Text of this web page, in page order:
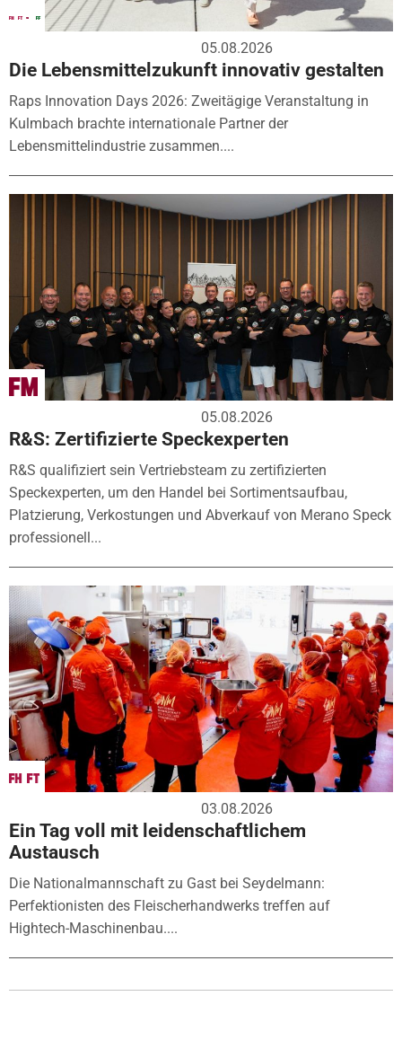
05.08.2026
Die Lebensmittelzukunft innovativ gestalten
Raps Innovation Days 2026: Zweitägige Veranstaltung in
Kulmbach brachte internationale Partner der
Lebensmittelindustrie zusammen....
05.08.2026
R&S: Zertifizierte Speckexperten
R&S qualifiziert sein Vertriebsteam zu zertifizierten
Speckexperten, um den Handel bei Sortimentsaufbau,
Platzierung, Verkostungen und Abverkauf von Merano Speck
professionell...
03.08.2026
Ein Tag voll mit leidenschaftlichem
Austausch
Die Nationalmannschaft zu Gast bei Seydelmann:
Perfektionisten des Fleischerhandwerks treffen auf
Hightech-Maschinenbau....